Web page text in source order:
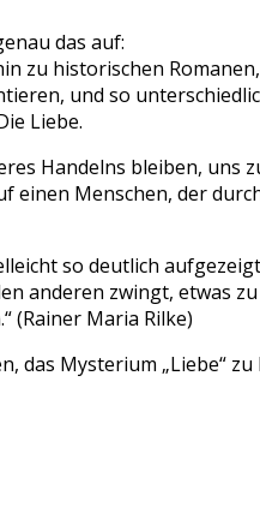
das auf:
zu historischen
und so
Liebe.
Handelns bleiben, uns
Menschen, der
so deutlich
anderen zwingt, etwas
(Rainer Maria Rilke)
das Mysterium „Liebe“ zu